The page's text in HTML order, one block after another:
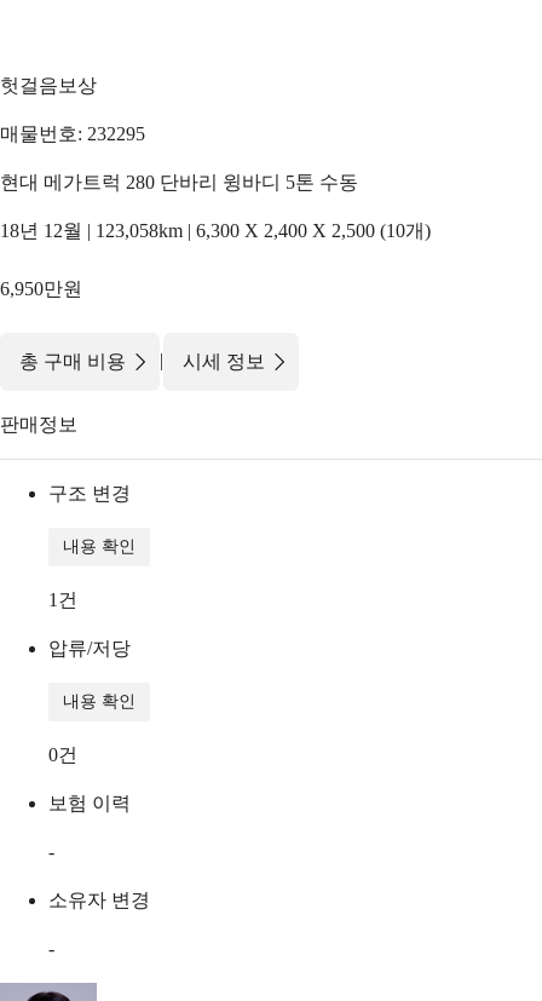
헛걸음보상
매물번호: 232295
현대 메가트럭 280 단바리 윙바디 5톤 수동
18년 12월 | 123,058km | 6,300 X 2,400 X 2,500 (10개)
6,950만원
총 구매 비용 | 시세 정보
판매정보
구조 변경
내용 확인
1 건
압류/저당
내용 확인
0건
보험 이력
-
소유자 변경
-